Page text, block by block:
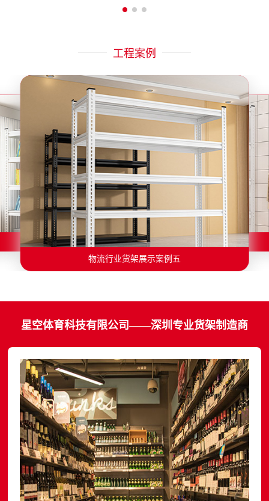
工程案例
物流行业货架展示案例一
物流行业货架展示案例六
物流行业货架展示案例五
物流行业货架展示案例四
物流行业货架展示案例三
物流行业货架展示案例二
星空体育科技有限公司——深圳专业货架制造商